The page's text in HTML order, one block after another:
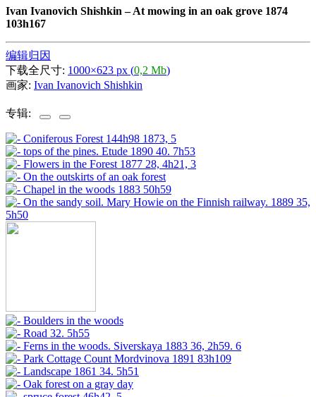
Ivan Ivanovich Shishkin –At mowing in an oak grove 1874
103h167
编辑归因
下载全尺寸: 1000×623 px (0,2 Mb)
画家: Ivan Ivanovich Shishkin
专辑: